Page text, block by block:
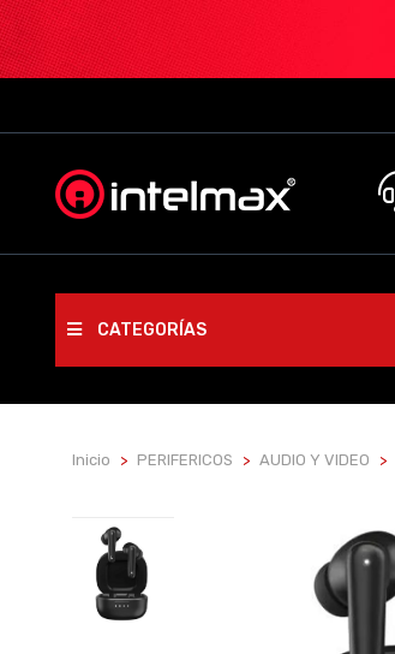
CATEGORÍAS
Inicio PERIFERICOS AUDIO Y VIDEO